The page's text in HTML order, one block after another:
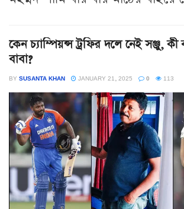
কেন চ্যাম্পিয়ন্স ট্রফির দলে নেই সঞ্জু,
বাবা?
BY SUSANTA KHAN JANUARY 21, 2025 0 113